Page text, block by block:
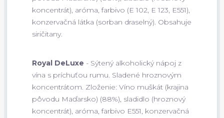
koncentrát), aróma, farbivo (E 102, E 123, E551),
konzervačná látka (sorban draselný). Obsahuje
siričitany.
Royal DeLuxe - Sýtený alkoholický nápoj z
vína s príchuťou rumu. Sladené hroznovým
koncentrátom. Zloženie: Víno muškát (krajina
pôvodu Maďarsko) (88%), sladidlo (hroznový
koncentrát), aróma, farbivo E551, konzervačná